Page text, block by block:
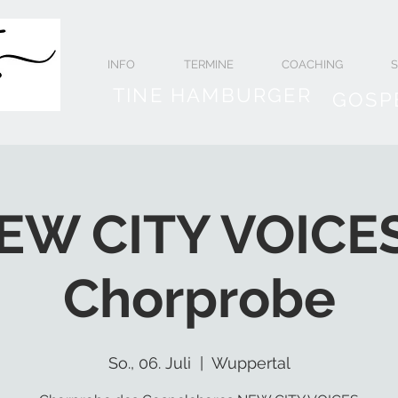
INFO TERMINE COACHING
CITY
Chorprobe
So., 06. Juli Wuppertal